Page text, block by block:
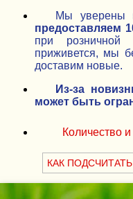
Мы уверены
предоставляем
при розничной
приживется, мы
доставим новые.
Из-за
может быть
Количество
КАК